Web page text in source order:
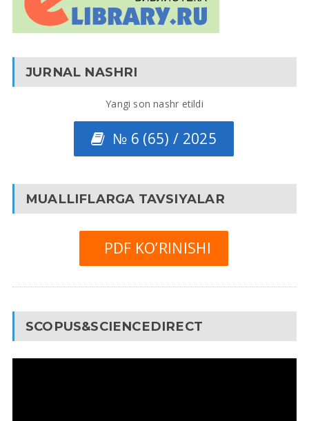
JURNAL NASHRI
Yangi son nashr etildi
№ 6 (65) / 2025
MUALLIFLARGA TAVSIYALAR
PDF KO’RINISHI
SCOPUS&SCIENCEDIRECT